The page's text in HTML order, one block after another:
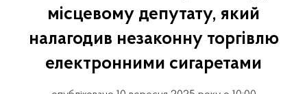
місцевому депутату, який
налагодив незаконну торгівлю
електронними сигаретами